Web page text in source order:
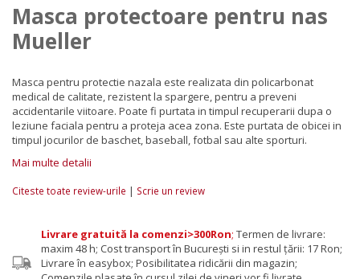
Masca protectoare pentru nas
Mueller
Masca pentru protectie nazala este realizata din policarbonat
medical de calitate, rezistent la spargere, pentru a preveni
accidentarile viitoare. Poate fi purtata in timpul recuperarii dupa o
leziune faciala pentru a proteja acea zona. Este purtata de obicei in
timpul jocurilor de baschet, baseball, fotbal sau alte sporturi.
Mai multe detalii
Citeste toate review-urile | Scrie un review
Livrare gratuită la comenzi>300Ron; Termen de livrare:
maxim 48 h; Cost transport în București si in restul țării: 17 Ron;
Livrare în easybox; Posibilitatea ridicării din magazin;